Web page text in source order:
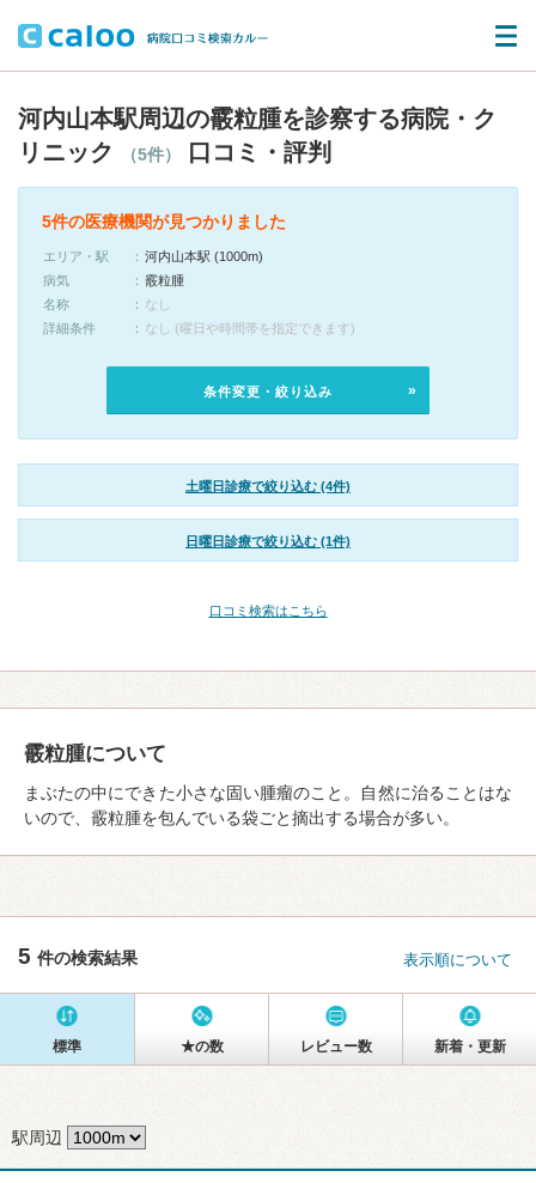
河内山本駅周辺の霰粒腫を診察する病院・ク
リニック
（5件） 口コミ・評判
5件の医療機関が見つかりました
エリア・駅
河内山本駅 (1000m)
病気
霰粒腫
名称
なし
詳細条件
なし (曜日や時間帯を指定できます)
条件変更・絞り込み
土曜日診療で絞り込む (4件)
日曜日診療で絞り込む (1件)
口コミ検索はこちら
霰粒腫について
まぶたの中にできた小さな固い腫瘤のこと。自然に治ることはな
いので、霰粒腫を包んでいる袋ごと摘出する場合が多い。
5 件の検索結果 表示順について
標準 ★の数 レビュー数 新着・更新
駅周辺